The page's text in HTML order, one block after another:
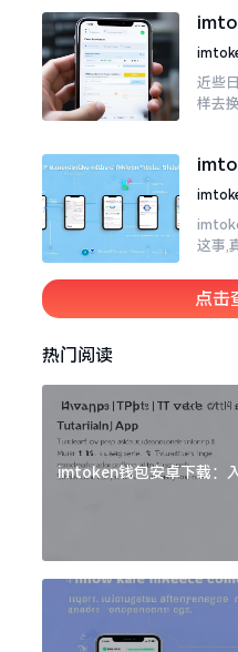
同一
几
近些
样去
解决
这事,
仿若
大家
点击
热门阅读
imtoken钱包安卓下载：